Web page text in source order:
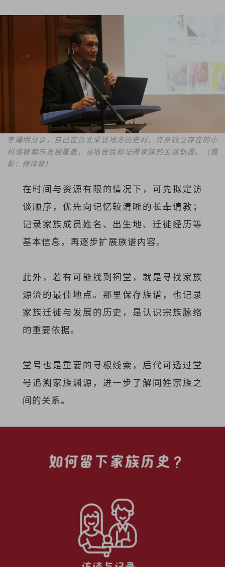
李耀明分享，自己在台北采访地方历史时，许多独立存在的小
村落被都市发展覆盖，当地居民却记得家族的生活轨迹。（摄
影：傅译萱）
在时间与资源有限的情况下，可先拟定访
谈顺序，优先向记忆较清晰的长辈请教；
记录家族成员姓名、出生地、迁徙经历等
基本信息，再逐步扩展族谱内容。
此外，若有可能找到祠堂，就是寻找家族
源流的最佳地点。那里保存族谱，也记录
家族迁徙与发展的历史，是认识宗族脉络
的重要依据。
堂号也是重要的寻根线索，后代可透过堂
号追溯家族渊源，进一步了解同姓宗族之
间的关系。